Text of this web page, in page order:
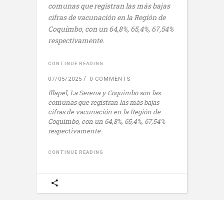
comunas que registran las más bajas
cifras de vacunación en la Región de
Coquimbo, con un 64,8%, 65,4%, 67,54%
respectivamente.
CONTINUE READING
07/05/2025 0 COMMENTS
Illapel, La Serena y Coquimbo son las
comunas que registran las más bajas
cifras de vacunación en la Región de
Coquimbo, con un 64,8%, 65,4%, 67,54%
respectivamente.
CONTINUE READING